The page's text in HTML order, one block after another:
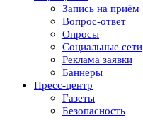
Запись на приём
Вопрос-ответ
Опросы
Социальные сети
Реклама заявки
Баннеры
Пресс-центр
Газеты
Безопасность